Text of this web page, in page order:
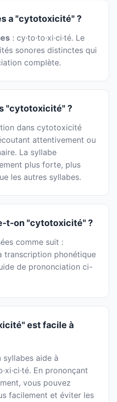
a "cytotoxicité" ?
: cy·to·to·xi·ci·té. Le
sonores distinctes qui
complète.
"cytotoxicité" ?
dans cytotoxicité
attentivement ou
La syllabe
plus forte, plus
les autres syllabes.
t-on "cytotoxicité" ?
comme suit :
transcription phonétique
de prononciation ci-
est facile à
aide à
En prononçant
vous pouvez
facilement et éviter les